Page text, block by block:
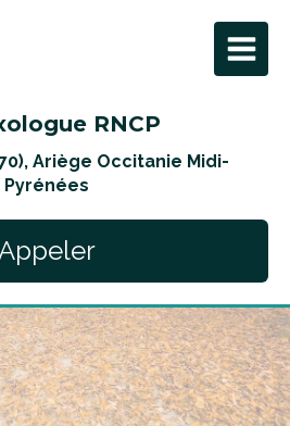
RNCP
Ariège Occitanie Midi-
Pyrénées